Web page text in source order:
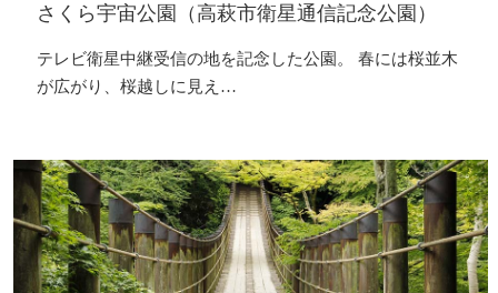
さくら宇宙公園（高萩市衛星通信記念公園）
テレビ衛星中継受信の地を記念した公園。 春には桜並木
が広がり、桜越しに見え…